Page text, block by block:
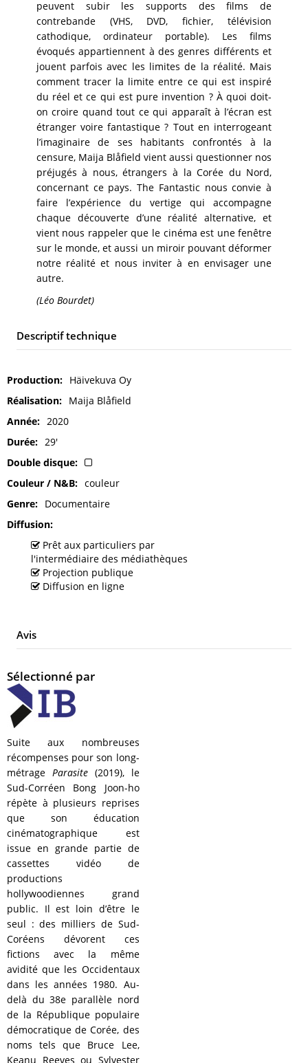
peuvent subir les supports des films de
contrebande (VHS, DVD, fichier, télévision
cathodique, ordinateur portable). Les films
évoqués appartiennent à des genres différents et
jouent parfois avec les limites de la réalité. Mais
comment tracer la limite entre ce qui est inspiré
du réel et ce qui est pure invention ? À quoi doit-
on croire quand tout ce qui apparaît à l’écran est
étranger voire fantastique ? Tout en interrogeant
l’imaginaire de ses habitants confrontés à la
censure, Maija Blåfield vient aussi questionner nos
préjugés à nous, étrangers à la Corée du Nord,
concernant ce pays. The Fantastic nous convie à
faire l’expérience du vertige qui accompagne
chaque découverte d’une réalité alternative, et
vient nous rappeler que le cinéma est une fenêtre
sur le monde, et aussi un miroir pouvant déformer
notre réalité et nous inviter à en envisager une
autre.
(Léo Bourdet)
Descriptif technique
Production
Häivekuva Oy
Réalisation
Maija Blåfield
Année
2020
Durée
29'
Double disque
Couleur / N&B
couleur
Genre
Documentaire
Diffusion
Prêt aux particuliers par
l'intermédiaire des médiathèques
Projection publique
Diffusion en ligne
Avis
Sélectionné par
Suite aux nombreuses
récompenses pour son long-
métrage Parasite(2019), le
Sud-Corréen Bong Joon-ho
répète à plusieurs reprises
que son éducation
cinématographique est
issue en grande partie de
cassettes vidéo de
productions
hollywoodiennes grand
public. Il est loin d’être le
seul : des milliers de Sud-
Coréens dévorent ces
fictions avec la même
avidité que les Occidentaux
dans les années 1980. Au-
delà du 38e parallèle nord
de la République populaire
démocratique de Corée, des
noms tels que Bruce Lee,
Keanu Reeves ou Sylvester